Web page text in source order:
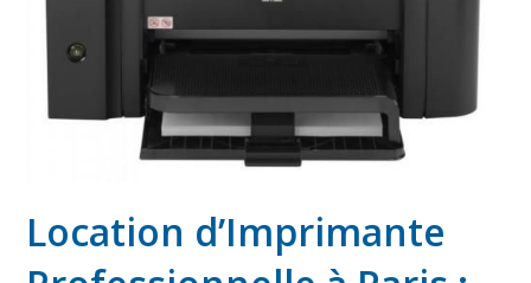
Location d’Imprimante